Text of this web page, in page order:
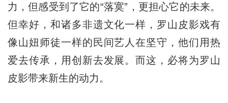
力，但感受到了它的“落寞”，更担心它的未来。
但幸好，和诸多非遗文化一样，罗山皮影戏有
像山妞师徒一样的民间艺人在坚守，他们用热
爱去传承，用创新去发展。而这，必将为罗山
皮影带来新生的动力。